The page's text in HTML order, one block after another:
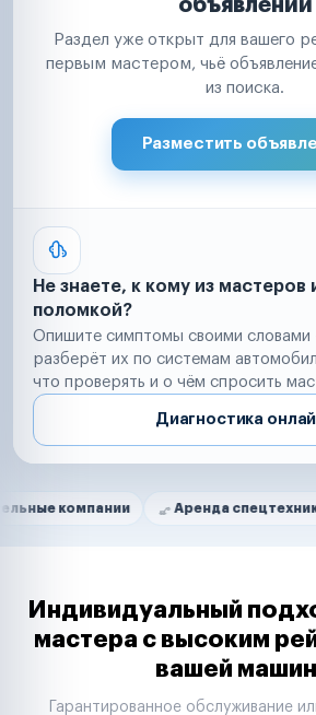
объявлений
Раздел уже открыт для вашего
первым мастером, чьё
из поиска.
Разместить
Не знаете, к кому из мастеров
поломкой?
Опишите симптомы своими словами
разберёт их по системам
что проверять и о чём спросить
Диагностика
Нам доверяют
Аренда спецтехники
Маркетплейсы
Таксопарки
Автодилеры
Индивидуальный
мастера с высоким
вашей
Гарантированное обслуживание